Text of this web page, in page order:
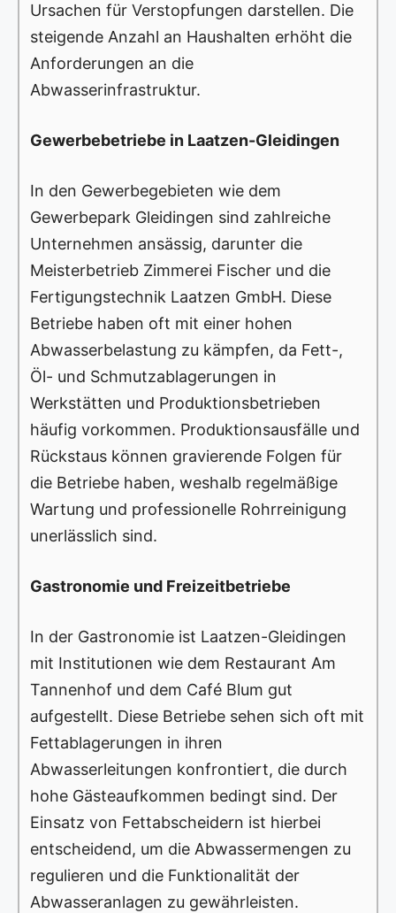
Ursachen für Verstopfungen darstellen. Die
steigende Anzahl an Haushalten erhöht die
Anforderungen an die
Abwasserinfrastruktur.
Gewerbebetriebe in Laatzen-Gleidingen
In den Gewerbegebieten wie dem
Gewerbepark Gleidingen sind zahlreiche
Unternehmen ansässig, darunter die
Meisterbetrieb Zimmerei Fischer und die
Fertigungstechnik Laatzen GmbH. Diese
Betriebe haben oft mit einer hohen
Abwasserbelastung zu kämpfen, da Fett-,
Öl- und Schmutzablagerungen in
Werkstätten und Produktionsbetrieben
häufig vorkommen. Produktionsausfälle und
Rückstaus können gravierende Folgen für
die Betriebe haben, weshalb regelmäßige
Wartung und professionelle Rohrreinigung
unerlässlich sind.
Gastronomie und Freizeitbetriebe
In der Gastronomie ist Laatzen-Gleidingen
mit Institutionen wie dem Restaurant Am
Tannenhof und dem Café Blum gut
aufgestellt. Diese Betriebe sehen sich oft mit
Fettablagerungen in ihren
Abwasserleitungen konfrontiert, die durch
hohe Gästeaufkommen bedingt sind. Der
Einsatz von Fettabscheidern ist hierbei
entscheidend, um die Abwassermengen zu
regulieren und die Funktionalität der
Abwasseranlagen zu gewährleisten.